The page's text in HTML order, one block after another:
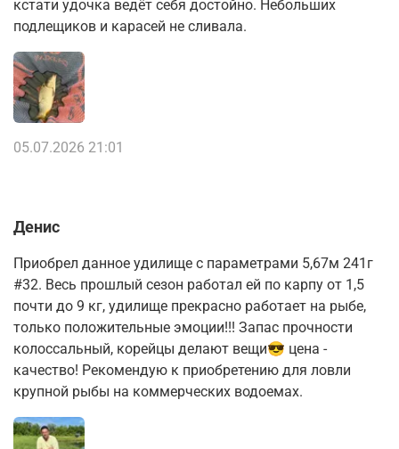
кстати удочка ведёт себя достойно. Небольших
подлещиков и карасей не сливала.
05.07.2026 21:01
Денис
Приобрел данное удилище с параметрами 5,67м 241г
#32. Весь прошлый сезон работал ей по карпу от 1,5
почти до 9 кг, удилище прекрасно работает на рыбе,
только положительные эмоции!!! Запас прочности
колоссальный, корейцы делают вещи😎 цена -
качество! Рекомендую к приобретению для ловли
крупной рыбы на коммерческих водоемах.